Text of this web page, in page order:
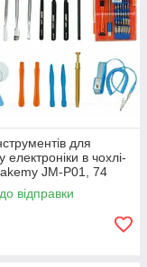
для
електроніки в чохлі-
JM-P01, 74
відправки